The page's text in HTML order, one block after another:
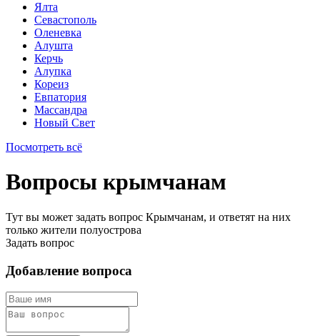
Ялта
Севастополь
Оленевка
Алушта
Керчь
Алупка
Кореиз
Евпатория
Массандра
Новый Свет
Посмотреть всё
Вопросы крымчанам
Тут вы может задать вопрос Крымчанам, и ответят на них
только жители полуострова
Задать вопрос
Добавление вопроса